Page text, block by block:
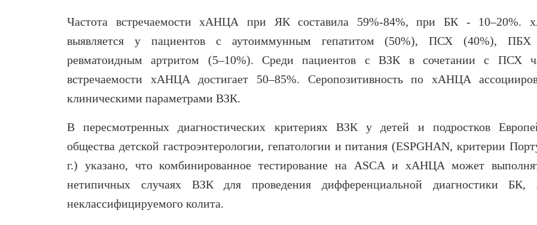
Частота встречаемости хАНЦА при ЯК составила 59%-84%, при БК - 10–20%.
выявляется у пациентов c аутоиммунным гепатитом (50%), ПСХ (40%), ПБХ
ревматоидным артритом (5–10%). Среди пациентов с ВЗК в сочетании с ПСХ
встречаемости хАНЦА достигает 50–85%. Серопозитивность по xАНЦА
клиническими параметрами ВЗК.
В пересмотренных диагностических критериях ВЗК у детей и подростков
общества детской гастроэнтерологии, гепатологии и питания (ESPGHAN, критерии
г.) указано, что комбинированное тестирование на ASCA и хАНЦА может
нетипичных случаях ВЗК для проведения дифференциальной диагностики
неклассифицируемого колита.